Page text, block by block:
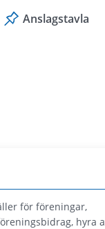
Anslagstavla
för föreningar,
hyra